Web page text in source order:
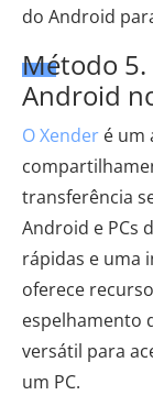
do Android
Método 5.
Android
O Xender é um
transferência
Android e PCs
rápidas e uma
oferece
espelhamento
versátil para
um PC.